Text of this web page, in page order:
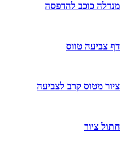
מנדלה כוכב להדפסה
דף צביעה טווס
ציור מטוס קרב לצביעה
חתול ציור